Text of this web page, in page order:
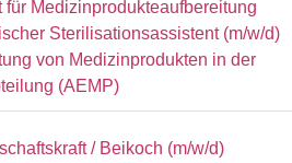
für Medizinprodukteaufbereitung
Sterilisationsassistent (m/w/d)
von Medizinprodukten in der
(AEMP)
/ Beikoch (m/w/d)